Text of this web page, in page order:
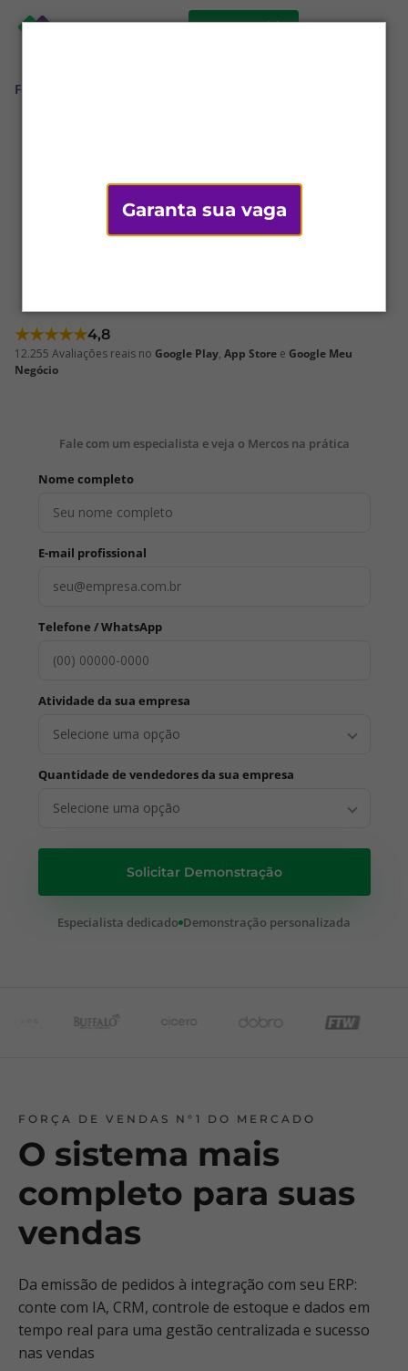
Garanta sua vaga
comece grátis
Força de vendas
Automatize sua operação comercial de ponta a ponta
com o sistema de força de vendas Mercos: emita
★★★★★4,8
12.255 Avaliações reais no Google Play, App Store e Google Meu
Negócio
Fale com um especialista e veja o Mercos na prática
Nome completo
E-mail profissional
Telefone / WhatsApp
Selecione uma opção
Atividade da sua empresa
Selecione uma opção
Quantidade de vendedores da sua empresa
Solicitar Demonstração
Especialista dedicado Demonstração personalizada
FORÇA DE VENDAS N°1 DO MERCADO
O sistema mais
completo para suas
vendas
Da emissão de pedidos à integração com seu ERP:
conte com IA, CRM, controle de estoque e dados em
tempo real para uma gestão centralizada e sucesso
nas vendas